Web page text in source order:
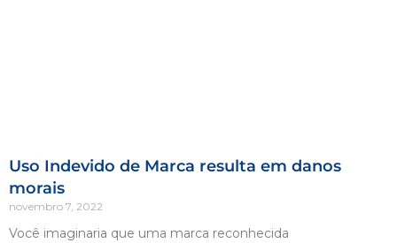
Uso Indevido de Marca resulta em danos
morais
novembro 7, 2022
Você imaginaria que uma marca reconhecida